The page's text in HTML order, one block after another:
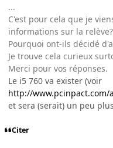
...
C'est pour cela que je
informations sur la
Pourquoi ont-ils décidé
Je trouve cela curieux
Merci pour vos réponses.
Le i5 760 va exister (voir
http://www.pcinpact.com/
et sera (serait) un peu
Citer